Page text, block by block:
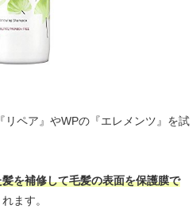
リペア』やWPの『エレメンツ』を試
を補修して毛髪の表面を保護膜で
ます。